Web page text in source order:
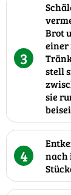
3
Brot
einer
stell
sie
4
nach